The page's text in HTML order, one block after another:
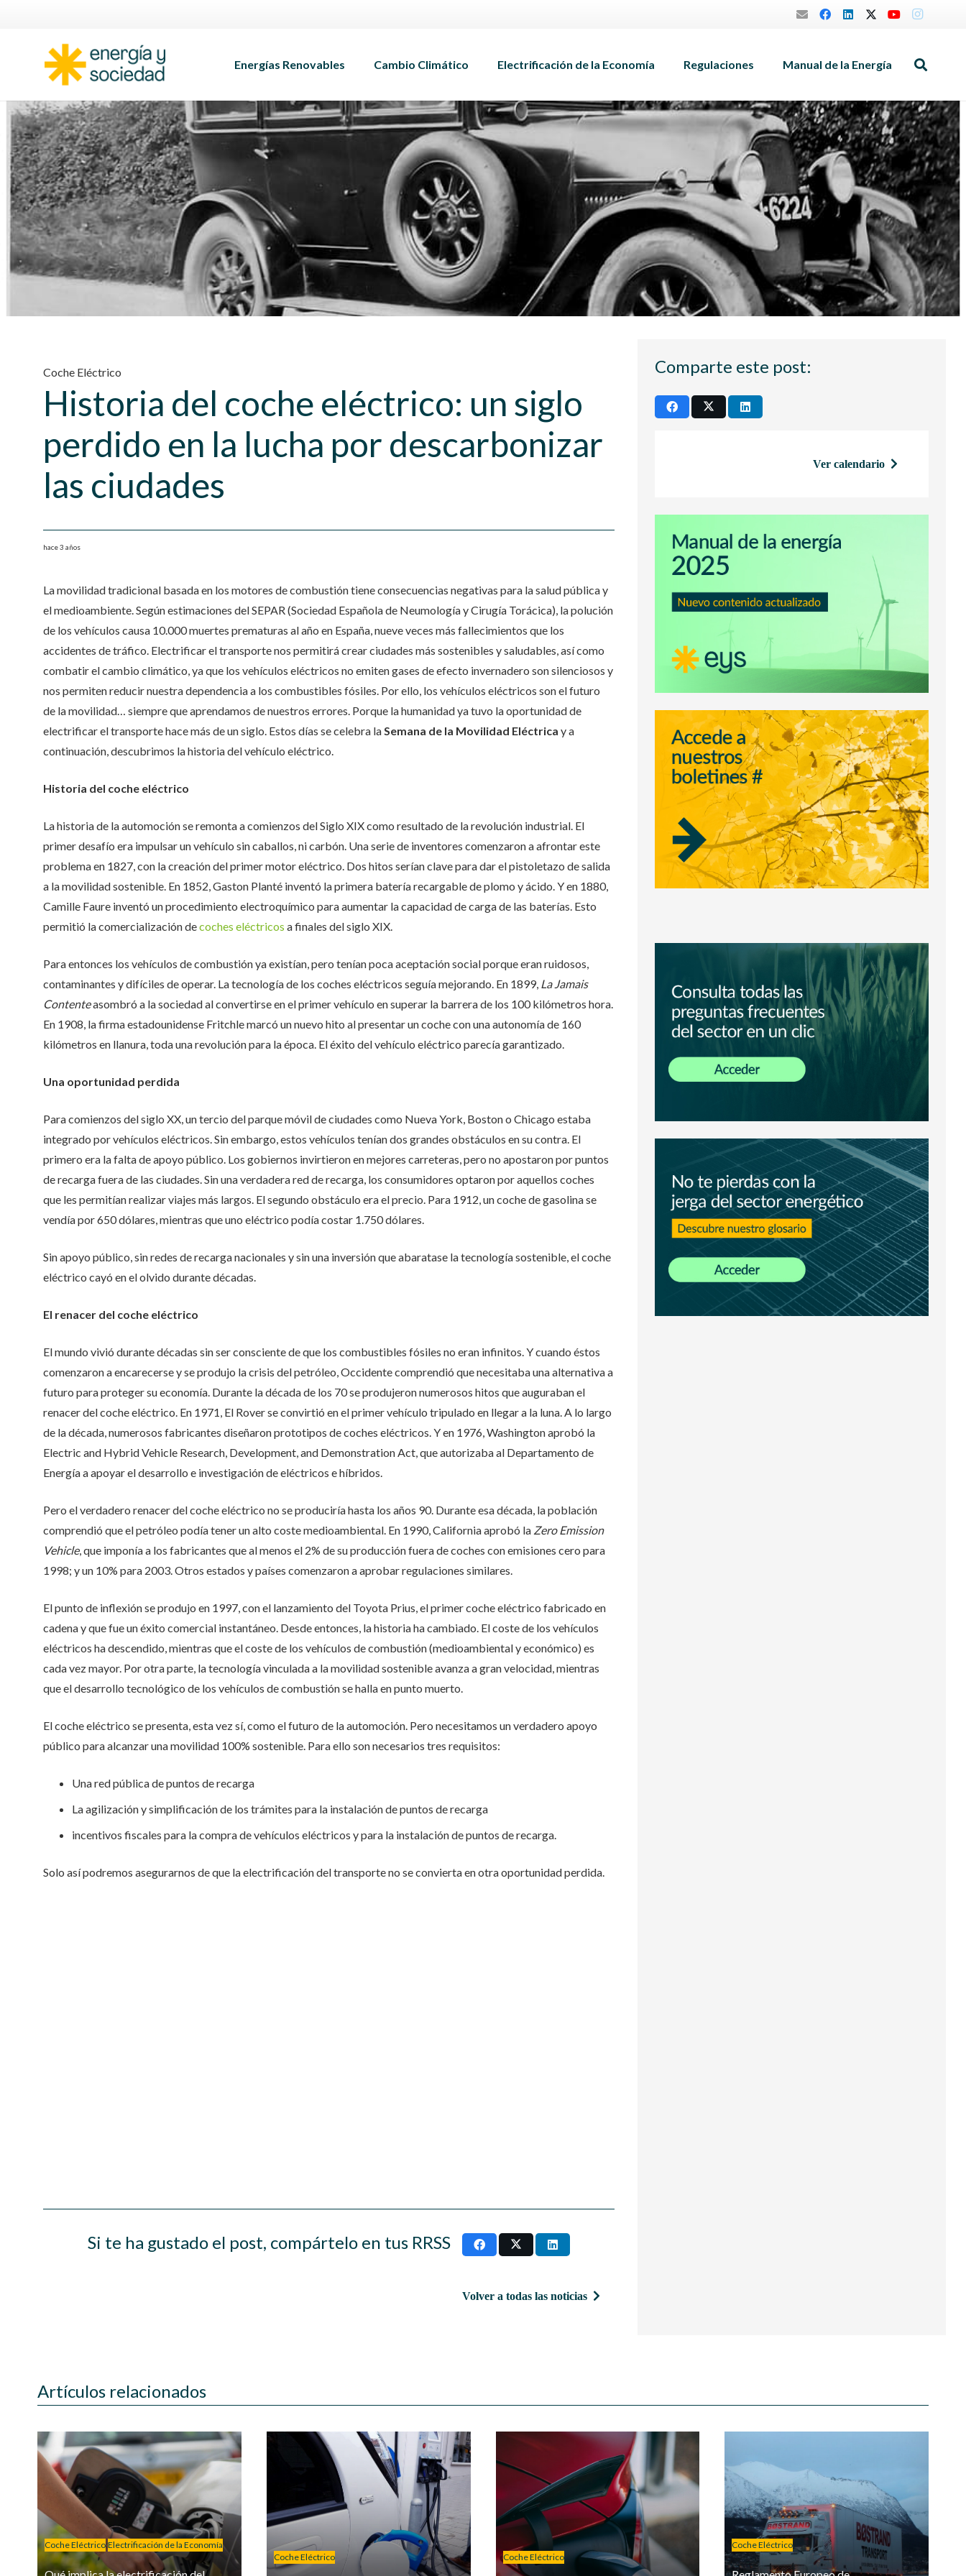
Energías Renovables Cambio Climático Electrificación de la Economía Regulaciones Manual de la Energía
Coche Eléctrico
Historia del coche eléctrico: un siglo
perdido en la lucha por descarbonizar
las ciudades
hace 3 años
La movilidad tradicional basada en los motores de combustión tiene consecuencias negativas para la salud pública y
el medioambiente. Según estimaciones del SEPAR (Sociedad Española de Neumología y Cirugía Torácica), la polución
de los vehículos causa 10.000 muertes prematuras al año en España, nueve veces más fallecimientos que los
accidentes de tráfico. Electrificar el transporte nos permitirá crear ciudades más sostenibles y saludables, así como
combatir el cambio climático, ya que los vehículos eléctricos no emiten gases de efecto invernadero son silenciosos y
nos permiten reducir nuestra dependencia a los combustibles fósiles. Por ello, los vehículos eléctricos son el futuro
de la movilidad… siempre que aprendamos de nuestros errores. Porque la humanidad ya tuvo la oportunidad de
electrificar el transporte hace más de un siglo. Estos días se celebra laSemana de la Movilidad Eléctrica y a
continuación, descubrimos la historia del vehículo eléctrico.
Historia del coche eléctrico
La historia de la automoción se remonta a comienzos del Siglo XIX como resultado de la revolución industrial. El
primer desafío era impulsar un vehículo sin caballos, ni carbón. Una serie de inventores comenzaron a afrontar este
problema en 1827, con la creación del primer motor eléctrico. Dos hitos serían clave para dar el pistoletazo de salida
a la movilidad sostenible. En 1852, Gaston Planté inventó la primera batería recargable de plomo y ácido. Y en 1880,
Camille Faure inventó un procedimiento electroquímico para aumentar la capacidad de carga de las baterías. Esto
permitió la comercialización decoches eléctricos a finales del siglo XIX.
Para entonces los vehículos de combustión ya existían, pero tenían poca aceptación social porque eran ruidosos,
contaminantes y difíciles de operar. La tecnología de los coches eléctricos seguía mejorando. En 1899, La Jamais
Contenteasombró a la sociedad al convertirse en el primer vehículo en superar la barrera de los 100 kilómetros hora.
En 1908, la firma estadounidense Fritchle marcó un nuevo hito al presentar un coche con una autonomía de 160
kilómetros en llanura, toda una revolución para la época. El éxito del vehículo eléctrico parecía garantizado.
Una oportunidad perdida
Para comienzos del siglo XX, un tercio del parque móvil de ciudades como Nueva York, Boston o Chicago estaba
integrado por vehículos eléctricos. Sin embargo, estos vehículos tenían dos grandes obstáculos en su contra. El
primero era la falta de apoyo público. Los gobiernos invirtieron en mejores carreteras, pero no apostaron por puntos
de recarga fuera de las ciudades. Sin una verdadera red de recarga, los consumidores optaron por aquellos coches
que les permitían realizar viajes más largos. El segundo obstáculo era el precio. Para 1912, un coche de gasolina se
vendía por 650 dólares, mientras que uno eléctrico podía costar 1.750 dólares.
Sin apoyo público, sin redes de recarga nacionales y sin una inversión que abaratase la tecnología sostenible, el coche
eléctrico cayó en el olvido durante décadas.
El renacer del coche eléctrico
El mundo vivió durante décadas sin ser consciente de que los combustibles fósiles no eran infinitos. Y cuando éstos
comenzaron a encarecerse y se produjo la crisis del petróleo, Occidente comprendió que necesitaba una alternativa a
futuro para proteger su economía. Durante la década de los 70 se produjeron numerosos hitos que auguraban el
renacer del coche eléctrico. En 1971, El Rover se convirtió en el primer vehículo tripulado en llegar a la luna. A lo largo
de la década, numerosos fabricantes diseñaron prototipos de coches eléctricos. Y en 1976, Washington aprobó la
Electric and Hybrid Vehicle Research, Development, and Demonstration Act, que autorizaba al Departamento de
Energía a apoyar el desarrollo e investigación de eléctricos e híbridos.
Pero el verdadero renacer del coche eléctrico no se produciría hasta los años 90. Durante esa década, la población
comprendió que el petróleo podía tener un alto coste medioambiental. En 1990, California aprobó la Zero Emission
Vehicle, que imponía a los fabricantes que al menos el 2% de su producción fuera de coches con emisiones cero para
1998; y un 10% para 2003. Otros estados y países comenzaron a aprobar regulaciones similares.
El punto de inflexión se produjo en 1997, con el lanzamiento del Toyota Prius, el primer coche eléctrico fabricado en
cadena y que fue un éxito comercial instantáneo. Desde entonces, la historia ha cambiado. El coste de los vehículos
eléctricos ha descendido, mientras que el coste de los vehículos de combustión (medioambiental y económico) es
cada vez mayor. Por otra parte, la tecnología vinculada a la movilidad sostenible avanza a gran velocidad, mientras
que el desarrollo tecnológico de los vehículos de combustión se halla en punto muerto.
El coche eléctrico se presenta, esta vez sí, como el futuro de la automoción. Pero necesitamos un verdadero apoyo
público para alcanzar una movilidad 100% sostenible. Para ello son necesarios tres requisitos:
Una red pública de puntos de recarga
La agilización y simplificación de los trámites para la instalación de puntos de recarga
incentivos fiscales para la compra de vehículos eléctricos y para la instalación de puntos de recarga.
Solo así podremos asegurarnos de que la electrificación del transporte no se convierta en otra oportunidad perdida.
Si te ha gustado el post, compártelo en tus RRSS
Volver a todas las noticias
Comparte este post:
Ver calendario
Artículos relacionados
Coche Eléctrico Electrificación de la Economía
Coche Eléctrico Coche Eléctrico
Coche Eléctrico